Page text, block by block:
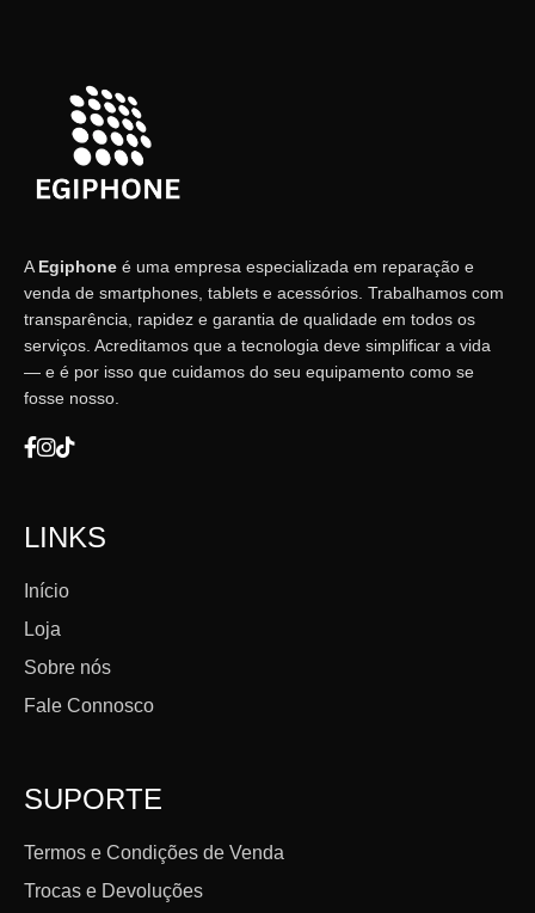
A Egiphone é uma empresa especializada em reparação e
venda de smartphones, tablets e acessórios. Trabalhamos com
transparência, rapidez e garantia de qualidade em todos os
serviços. Acreditamos que a tecnologia deve simplificar a vida
— e é por isso que cuidamos do seu equipamento como se
fosse nosso.
LINKS
Início
Loja
Sobre nós
Fale Connosco
SUPORTE
Termos e Condições de Venda
Trocas e Devoluções